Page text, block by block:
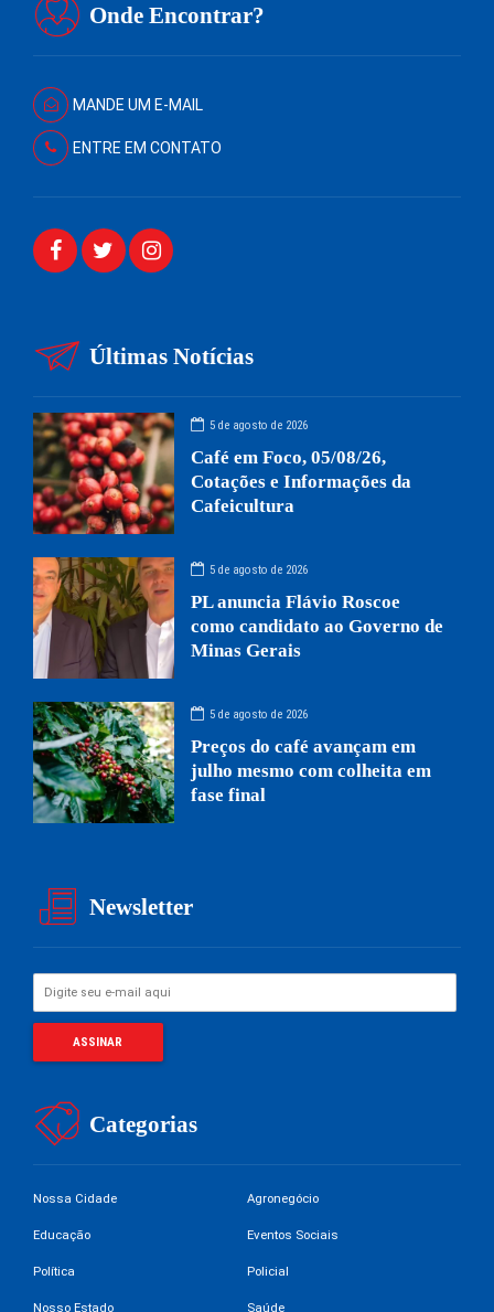
Onde Encontrar?
MANDE UM E-MAIL
ENTRE EM CONTATO
Últimas Notícias
5 de agosto de 2026
Café em Foco, 05/08/26,
Cotações e Informações da
Cafeicultura
5 de agosto de 2026
PL anuncia Flávio Roscoe
como candidato ao Governo de
Minas Gerais
5 de agosto de 2026
Preços do café avançam em
julho mesmo com colheita em
fase final
Newsletter
Categorias
Nossa Cidade Agronegócio
Educação Eventos Sociais
Política Policial
Nosso Estado Saúde